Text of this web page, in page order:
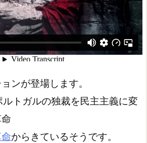
ンが登場します。
トガルの独裁を民主主義に変
からきているそうです。